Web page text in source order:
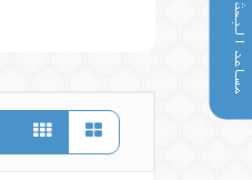
مساعد البحث